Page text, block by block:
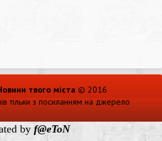
твого міста © 2016
тільки з посиланням на джерело
by f@eToN